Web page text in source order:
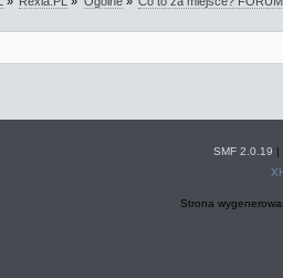
SMF 2.0.19 |
Strona